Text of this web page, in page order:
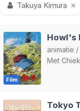
Takuya Kimura ✕
Film
Howl's
animatie /
Met
Tokyo